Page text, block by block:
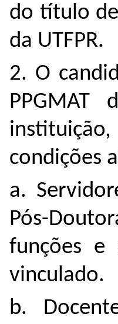
do título
da UTFPR.
2. O
condições
a.
Pós-
funções e
vinculado.
b.